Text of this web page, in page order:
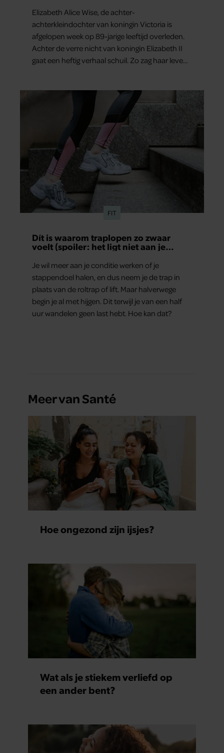
Elizabeth Alice Wise, de achter-
achterkleindochter van koningin Victoria is
afgelopen week op 89-jarige leeftijd overleden.
Achter de verre nicht van koningin Elizabeth II
gaat een heftig verhaal schuil. Zo zag haar leven
FIT
Dít is waarom traplopen zo zwaar
voelt (spoiler: het ligt niet aan je
Je wil meer aan je conditie werken of je
stappendoel halen, en dus neem je de trap in
plaats van de roltrap of lift. Maar halverwege
begin je al met hijgen. Dit terwijl je van een half
uur wandelen geen last hebt. Hoe kan dat?
Meer van Santé
Hoe ongezond zijn ijsjes?
Wat als je stiekem verliefd op
een ander bent?